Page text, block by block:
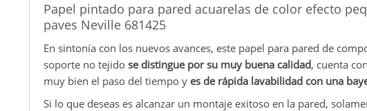
Papel pintado para pared acuarelas de color efecto
paves Neville 681425
En sintonía con los nuevos avances, este papel para pared de
soporte no tejido se distingue por su muy buena calidad, cuenta
muy bien el paso del tiempo y es de rápida lavabilidad con una
Si lo que deseas es alcanzar un montaje exitoso en la pared,